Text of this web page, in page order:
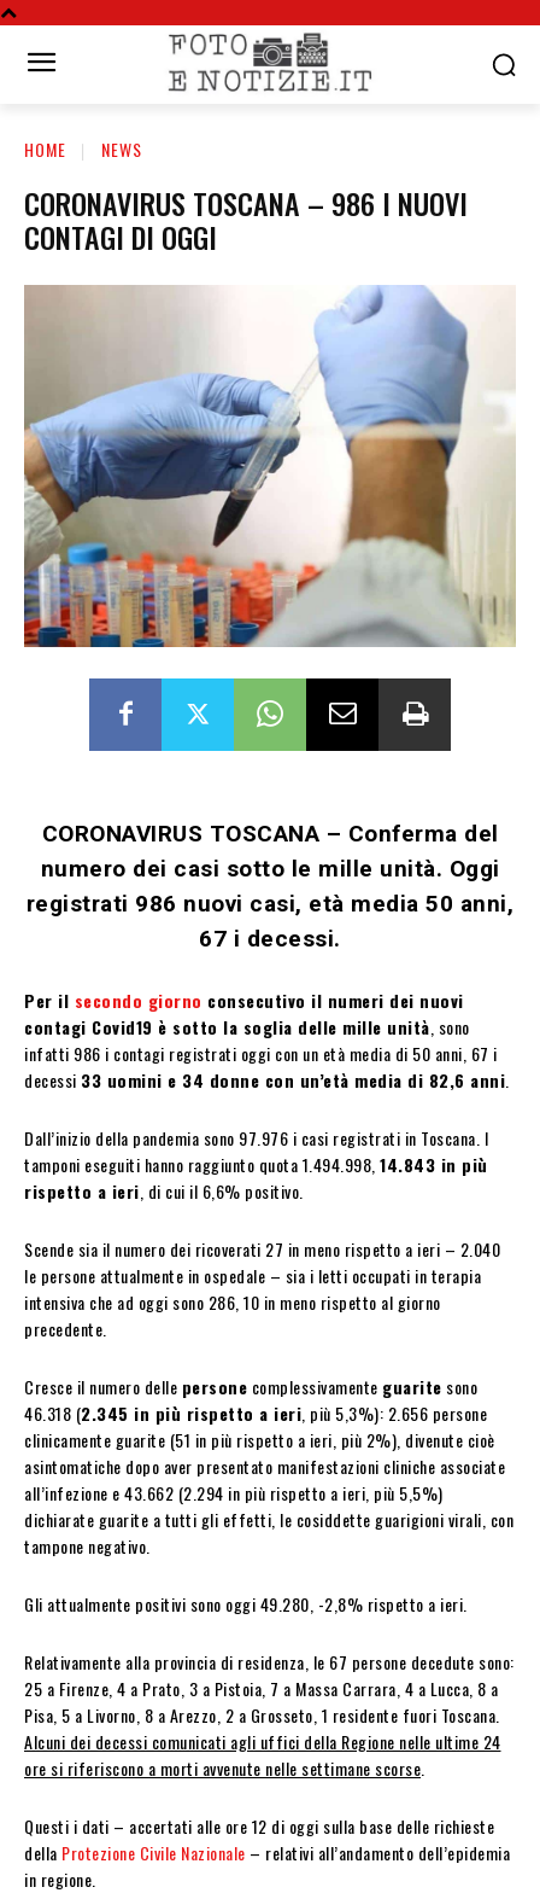
HOME NEWS
CORONAVIRUS TOSCANA – 986 I NUOVI
CONTAGI DI OGGI
CORONAVIRUS TOSCANA – Conferma del
numero dei casi sotto le mille unità. Oggi
registrati 986 nuovi casi, età media 50 anni,
67 i decessi.
Per il secondo giorno consecutivo il numeri dei nuovi
contagi Covid19 è sotto la soglia delle mille unità , sono
infatti 986 i contagi registrati oggi con un età media di 50 anni, 67 i
decessi 33 uomini e 34 donne con un’età media di 82,6 anni
Dall’inizio della pandemia sono 97.976 i casi registrati in Toscana. I
tamponi eseguiti hanno raggiunto quota 1.494.998, 14.843 in più
rispetto a ieri , di cui il 6,6% positivo.
Scende sia il numero dei ricoverati 27 in meno rispetto a ieri – 2.040
le persone attualmente in ospedale – sia i letti occupati in terapia
intensiva che ad oggi sono 286, 10 in meno rispetto al giorno
precedente.
Cresce il numero delle persone complessivamente guarite sono
46.318 (2.345 in più rispetto a ieri , più 5,3%): 2.656 persone
clinicamente guarite (51 in più rispetto a ieri, più 2%), divenute cioè
asintomatiche dopo aver presentato manifestazioni cliniche associate
all’infezione e 43.662 (2.294 in più rispetto a ieri, più 5,5%)
dichiarate guarite a tutti gli effetti, le cosiddette guarigioni virali, con
tampone negativo.
Gli attualmente positivi sono oggi 49.280, -2,8% rispetto a ieri.
Relativamente alla provincia di residenza, le 67 persone decedute sono:
25 a Firenze, 4 a Prato, 3 a Pistoia, 7 a Massa Carrara, 4 a Lucca, 8 a
Pisa, 5 a Livorno, 8 a Arezzo, 2 a Grosseto, 1 residente fuori Toscana.
Alcuni dei decessi comunicati agli uffici della Regione nelle ultime 24
ore si riferiscono a morti avvenute nelle settimane scorse
Questi i dati – accertati alle ore 12 di oggi sulla base delle richieste
della Protezione Civile Nazionale – relativi all’andamento dell’epidemia
in regione.